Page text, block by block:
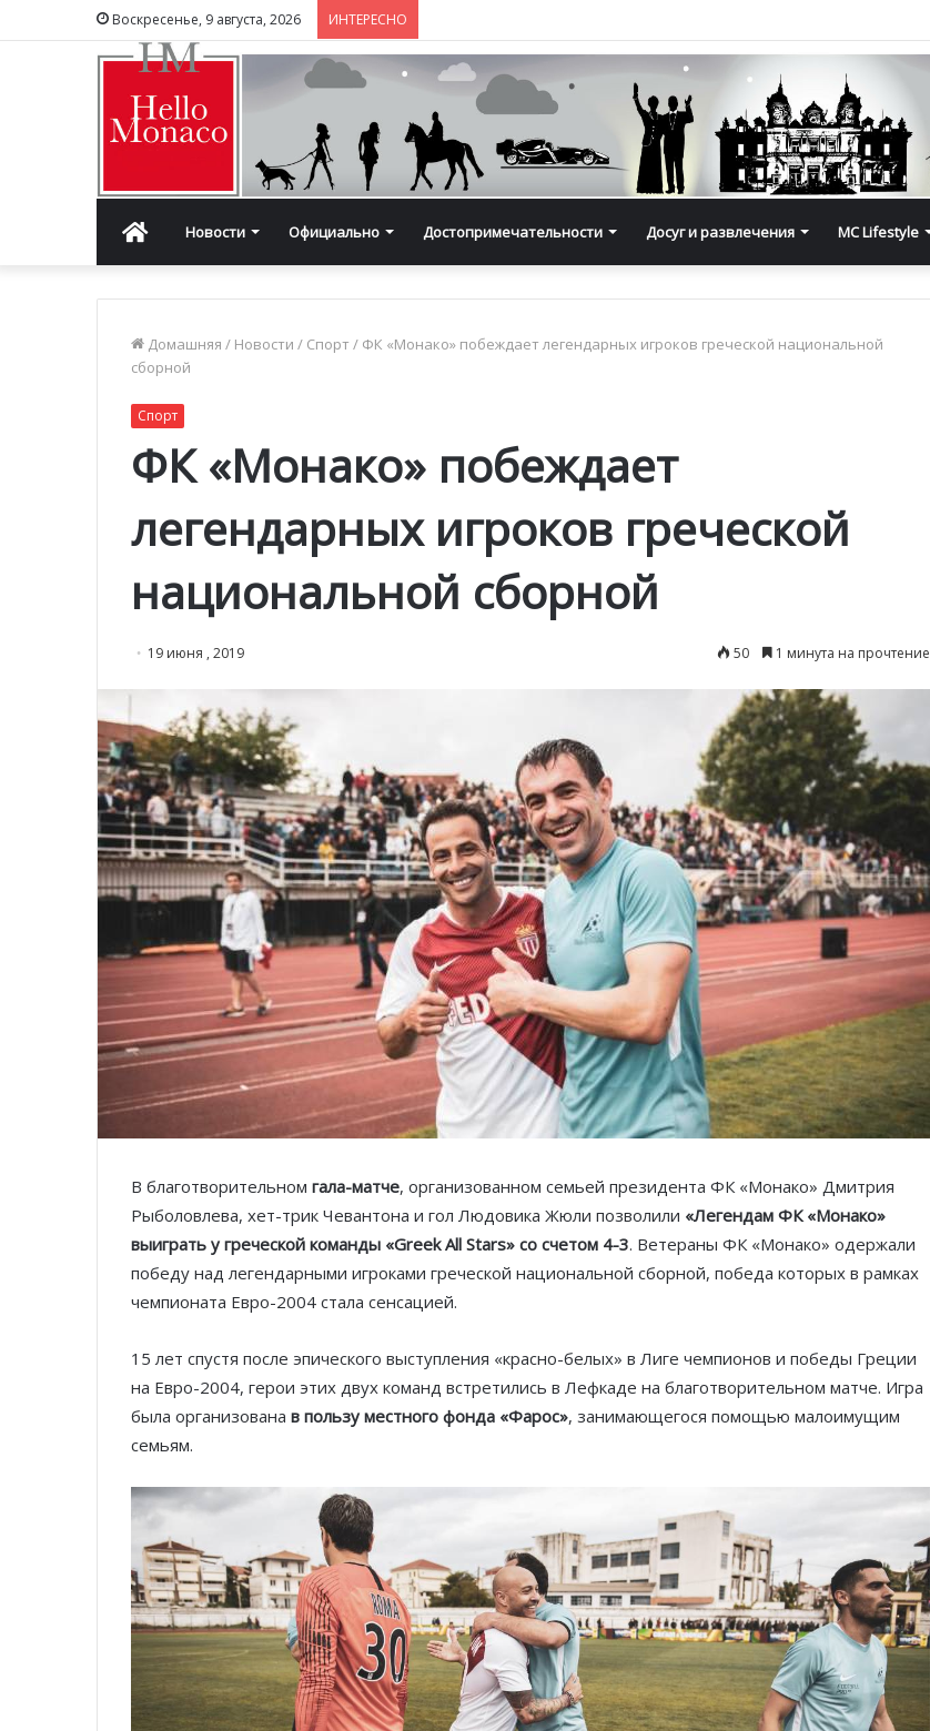
Воскресенье, 9 августа, 2026 ИНТЕРЕСНО
ГлавнаяНовости Официально Достопримечательности Досуг и развлечения MC Lifestyle
Домашняя / Новости / Спорт / ФК «Монако» побеждает легендарных игроков греческой национальной
сборной
Спорт
ФК «Монако» побеждает
легендарных игроков греческой
национальной сборной
19 июня , 2019 50 1 минута на прочтение
В благотворительном гала-матче, организованном семьей президента ФК «Монако» Дмитрия
Рыболовлева, хет-трик Чевантона и гол Людовика Жюли позволили «Легендам ФК «Монако»
выиграть у греческой команды «Greek All Stars» со счетом 4-3. Ветераны ФК «Монако» одержали
победу над легендарными игроками греческой национальной сборной, победа которых в рамках
чемпионата Евро-2004 стала сенсацией.
15 лет спустя после эпического выступления «красно-белых» в Лиге чемпионов и победы Греции
на Евро-2004, герои этих двух команд встретились в Лефкаде на благотворительном матче. Игра
была организована в пользу местного фонда «Фарос», занимающегося помощью малоимущим
семьям.